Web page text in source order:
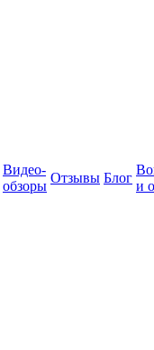
Видео-
обзоры
Отзывы Блог
и